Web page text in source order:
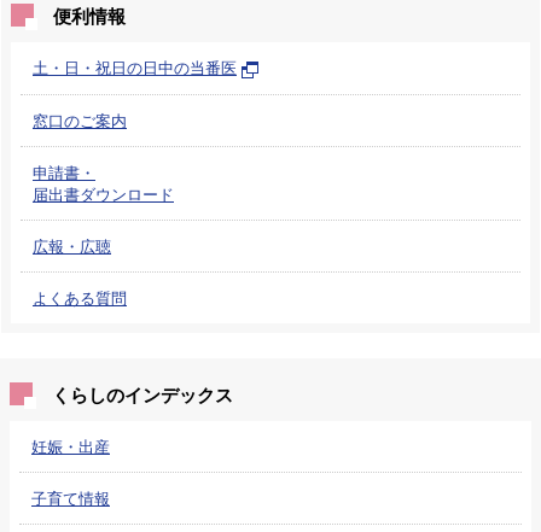
便利情報
土・日・祝日の日中の当番医
窓口のご案内
申請書・
届出書ダウンロード
広報・広聴
よくある質問
くらしのインデックス
妊娠・出産
子育て情報